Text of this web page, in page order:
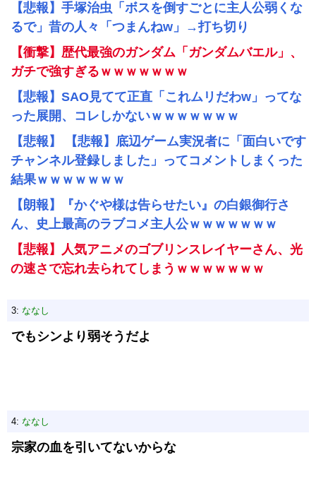
【悲報】手塚治虫「ボスを倒すごとに主人公弱くな
るで」昔の人々「つまんねw」→打ち切り
【衝撃】歴代最強のガンダム「ガンダムバエル」、
ガチで強すぎるｗｗｗｗｗｗｗ
【悲報】SAO見てて正直「これムリだわw」ってな
った展開、コレしかないｗｗｗｗｗｗｗ
【悲報】 【悲報】底辺ゲーム実況者に「面白いです
チャンネル登録しました」ってコメントしまくった
結果ｗｗｗｗｗｗｗ
【朗報】『かぐや様は告らせたい』の白銀御行さ
ん、史上最高のラブコメ主人公ｗｗｗｗｗｗｗ
【悲報】人気アニメのゴブリンスレイヤーさん、光
の速さで忘れ去られてしまうｗｗｗｗｗｗｗ
3: ななし
でもシンより弱そうだよ
4: ななし
宗家の血を引いてないからな